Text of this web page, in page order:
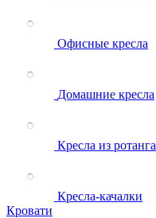
Офисные кресла
Домашние кресла
Кресла из ротанга
Кресла-качалки
Кровати